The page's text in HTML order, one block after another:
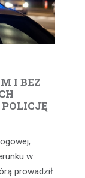
I BEZ
w
prowadził